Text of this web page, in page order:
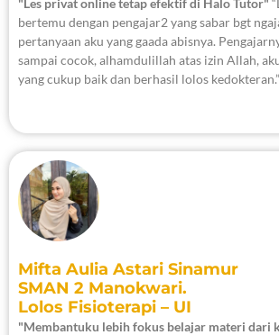
"Les privat online tetap efektif di Halo Tutor"
bertemu dengan pengajar2 yang sabar bgt
pertanyaan aku yang gaada abisnya.
sampai cocok, alhamdulillah atas izin Allah,
yang cukup baik dan berhasil lolos kedokteran.”
Mifta Aulia Astari Sinamur
SMAN 2 Manokwari.
Lolos Fisioterapi – UI
"Membantuku lebih fokus belajar materi dari